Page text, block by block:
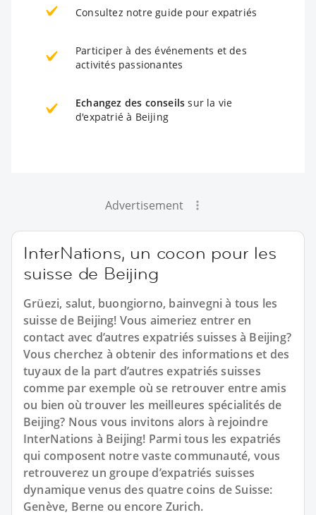
Consultez notre guide pour expatriés
Participer à des événements et des
activités passionantes
Echangez des conseils sur la vie
d'expatrié à Beijing
Advertisement
InterNations, un cocon pour les
suisse de Beijing
Grüezi, salut, buongiorno, bainvegni à tous les
suisse de Beijing! Vous aimeriez entrer en
contact avec d’autres expatriés suisses à Beijing?
Vous cherchez à obtenir des informations et des
tuyaux de la part d’autres expatriés suisses
comme par exemple où se retrouver entre amis
ou bien où trouver les meilleures spécialités de
Beijing? Nous vous invitons alors à rejoindre
InterNations à Beijing! Parmi tous les expatriés
qui composent notre vaste communauté, vous
retrouverez un groupe d’expatriés suisses
dynamique venus des quatre coins de Suisse:
Genève, Berne ou encore Zurich.